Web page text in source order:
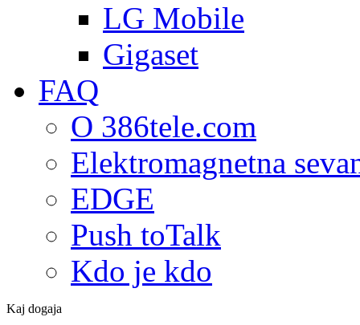
LG Mobile
Gigaset
FAQ
O 386tele.com
Elektromagnetna
EDGE
Push toTalk
Kdo je kdo
Kaj dogaja